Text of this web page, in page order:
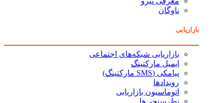
ناوگان
بازاریابی
بازاریابی شبکه‌های اجتماعی
ایمیل مارکتینگ
پیامکی (SMS مارکتینگ)
رویدادها
اتوماسیون بازاریابی
نظرسنجی‌ها